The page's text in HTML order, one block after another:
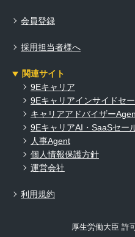
会員登録
採用担当者様へ
関連サイト
9Eキャリア
9Eキャリアインサイドセ
キャリアアドバイザー
9EキャリアAI・SaaSセー
人事Agent
個人情報保護方針
運営会社
利用規約
厚生労働大臣 許